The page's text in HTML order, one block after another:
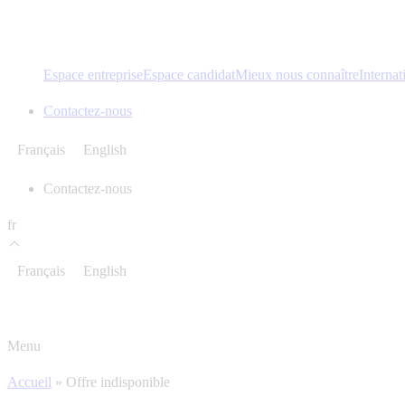
Espace entrepriseEspace candidatMieux nous connaître
Contactez-nous
Français English
Contactez-nous
fr
Français English
Menu
Accueil » Offre indisponible